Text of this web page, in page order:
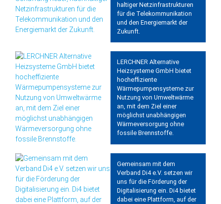
haltiger Netz­infra­strukturen
für die Tele­kommunikation
und den Energie­markt der
Zukunft.
LERCHNER Alternative
Heizsysteme GmbH bietet
hocheffiziente
Wärmepumpensysteme zur
Nutzung von Umweltwärme
an, mit dem Ziel einer
möglichst unabhängigen
Wärmeversorgung ohne
fossile Brennstoffe.
Gemeinsam mit dem
Verband Di4 e.V. setzen wir
uns für die Förderung der
Digitalisierung ein. Di4 bietet
dabei eine Plattform, auf der